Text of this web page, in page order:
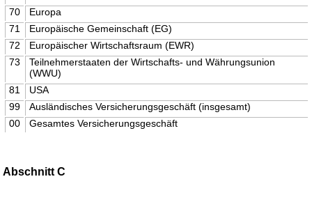
70
Europa
71
Europäische Gemeinschaft (EG)
72
Europäischer Wirtschaftsraum (EWR)
73
Teilnehmerstaaten der Wirtschafts- und Währungsunion
(WWU)
81
USA
99
Ausländisches Versicherungsgeschäft (insgesamt)
00
Gesamtes Versicherungsgeschäft
Abschnitt C